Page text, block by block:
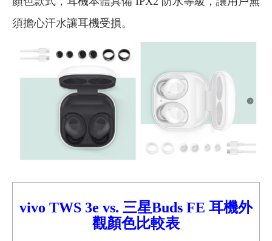
須擔心汗水讓耳機受損。
vivo TWS 3e vs. 三星Buds FE 耳機外
觀顏色比較表